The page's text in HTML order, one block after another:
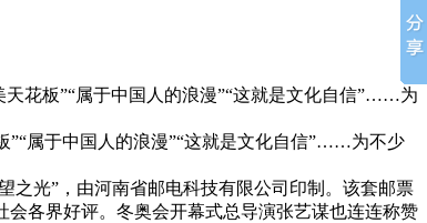
天花板”“属于中国人的浪漫”“这就是文化自信”……为
属于中国人的浪漫”“这就是文化自信”……为不少
光”，由河南省邮电科技有限公司印制。该套邮票
各界好评。冬奥会开幕式总导演张艺谋也连连称赞